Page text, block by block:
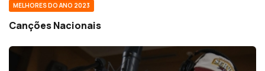
MELHORES DO ANO 2023
Canções Nacionais